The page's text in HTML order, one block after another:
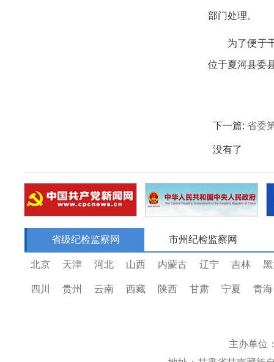
部门处理。
为了便于
位于夏河县委
下一篇: 省委
没有了
省级纪检监察网 市州纪检监察网
北京 天津 河北 山西 内蒙古 辽宁 吉林
四川 贵州 云南 西藏 陕西 甘肃 宁夏 青海
主办单位